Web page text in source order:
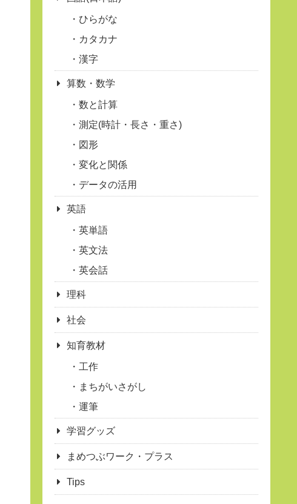
ひらがな
カタカナ
漢字
算数・数学
数と計算
測定(時計・長さ・重さ)
図形
変化と関係
データの活用
英語
英単語
英文法
英会話
理科
社会
知育教材
工作
まちがいさがし
運筆
学習グッズ
まめつぶワーク・プラス
Tips